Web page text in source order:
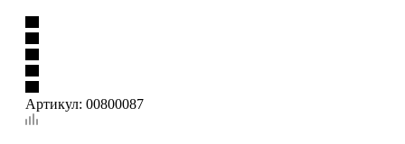
Артикул: 00800087